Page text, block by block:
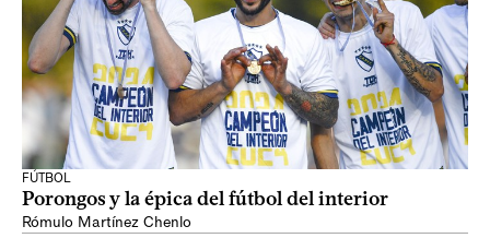
FÚTBOL
Porongos y la épica del fútbol del interior
Rómulo Martínez Chenlo